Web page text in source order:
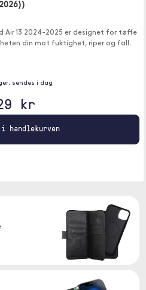
2026))
Air 13 2024-2025 er designet for tøffe
din mot fuktighet, riper og fall.
sendes i dag
kr
i handlekurven